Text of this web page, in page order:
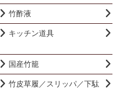
竹酢液
キッチン道具
国産竹籠
竹皮草履／スリッパ／下駄